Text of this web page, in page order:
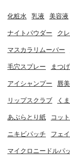
化粧水 乳液 美容液
ナイトパウダー ク
マスカラリムーバー
毛穴スプレー まつ
アイシャンプー 唇
リップスクラブ く
あぶらとり紙 コッ
ニキビパッチ フェ
マイクロニードルパ